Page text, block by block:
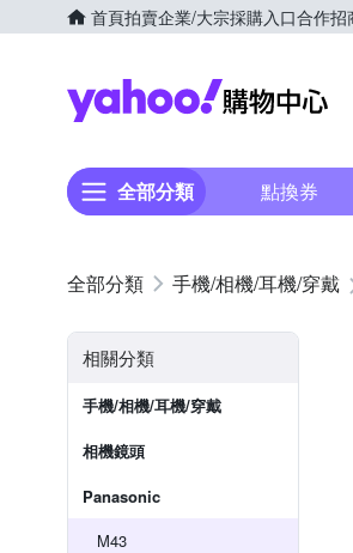
首頁拍賣企業/大宗採購入口合作招
全部分類 點換券
手機/相機/耳機/穿戴
相關分類
手機/相機/耳機/穿戴
相機鏡頭
Panasonic
M43